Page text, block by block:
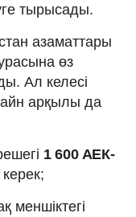
тырысады.
азаматтары
өз
Ал келесі
арқылы да
1 600 АЕК-
меншіктегі